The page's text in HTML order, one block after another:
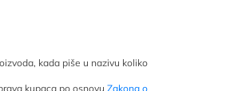
kada piše u nazivu koliko
kupaca po osnovu Zakona o